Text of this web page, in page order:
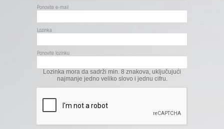
Ponovite e-mail
Lozinka
Ponovite lozinku
Lozinka mora da sadrži min. 8 znakova, uključujući
najmanje jedno veliko slovo i jednu cifru.